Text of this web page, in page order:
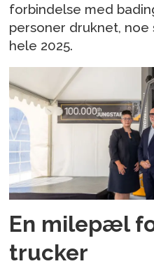
forbindelse med
personer druknet, noe
hele 2025.
En milepæl
trucker